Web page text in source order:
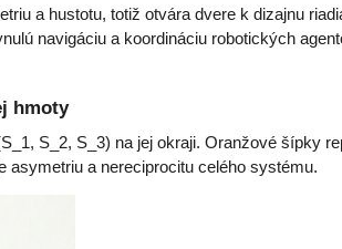
a hustotu, totiž otvára dvere k dizajnu
navigáciu a koordináciu robotických
hmoty
S_2, S_3) na jej okraji. Oranžové šípky
asymetriu a nereciprocitu celého systému.